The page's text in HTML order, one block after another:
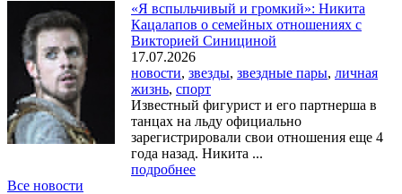
«Я вспыльчивый и громкий»: Никита
Кацалапов о семейных отношениях с
Викторией Синициной
17.07.2026
новости, звезды, звездные пары, личная
жизнь, спорт
Известный фигурист и его партнерша в
танцах на льду официально
зарегистрировали свои отношения еще 4
года назад. Никита ...
подробнее
Все новости